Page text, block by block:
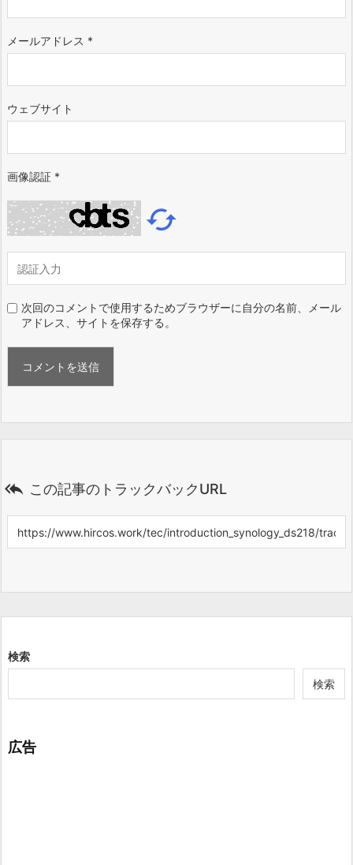
メールアドレス *
ウェブサイト
画像認証 *

次回のコメントで使用するためブラウザーに自分の名前、メール
アドレス、サイトを保存する。
 この記事のトラックバックURL
検索
検索
広告